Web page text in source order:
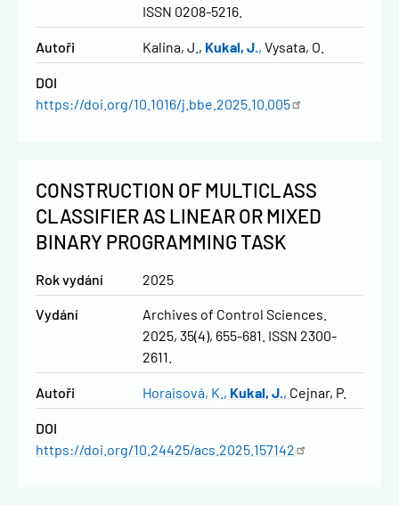
ISSN 0208-5216.
Autoři Kalina, J. Kukal, J. Vysata, O.
DOI
https://doi.org/10.1016/j.bbe.2025.10.005
CONSTRUCTION OF MULTICLASS
CLASSIFIER AS LINEAR OR MIXED
BINARY PROGRAMMING TASK
Rok vydání 2025
Vydání
Archives of Control Sciences.
2025, 35(4), 655-681. ISSN 2300-
2611.
Autoři Horaisová, K. Kukal, J. Cejnar, P.
DOI
https://doi.org/10.24425/acs.2025.157142